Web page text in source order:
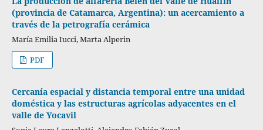
(provincia de Catamarca, Argentina): un acercamiento a
través de la petrografía cerámica
María Emilia Iucci, Marta Alperin
PDF
Cercanía espacial y distancia temporal entre una unidad
doméstica y las estructuras agrícolas adyacentes en el
valle de Yocavil